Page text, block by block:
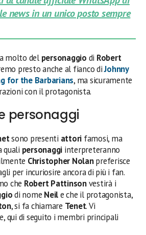
news in un unico posto sempre
molto delpersonaggio di Robert
presto anche al fianco diJohnny
for the Barbarians, ma sicuramente
con il protagonista.
personaggi
sono presenti attori famosi, ma
quali personaggi interpreteranno
Christopher Nolanpreferisce
per incuriosire ancora di più i fan.
che Robert Pattinsonvestirà i
di nome Neile che il protagonista,
, si fa chiamare Tenet. Vi
qui di seguito i membri principali